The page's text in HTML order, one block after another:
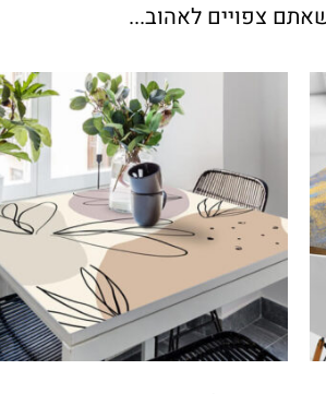
צפויים לאהוב...